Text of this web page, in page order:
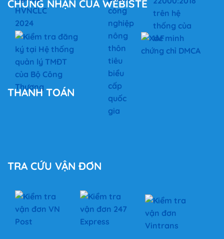
CHỨNG NHẬN CỦA WEBISTE
THANH TOÁN
TRA CỨU VẬN ĐƠN